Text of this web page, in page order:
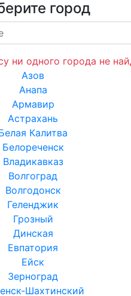
город
ни одного города не
Азов
Анапа
Армавир
Астрахань
Калитва
Белореченск
Владикавказ
Волгоград
Волгодонск
Геленджик
Грозный
Динская
Евпатория
Ейск
Зерноград
Шахтинский